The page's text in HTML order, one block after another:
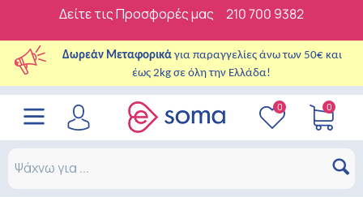
Δείτε τις Προσφορές μας 210 700 9382
Δωρεάν Μεταφορικά για παραγγελίες άνω των 50€ και
έως 2kg σε όλη την Ελλάδα!
0 0